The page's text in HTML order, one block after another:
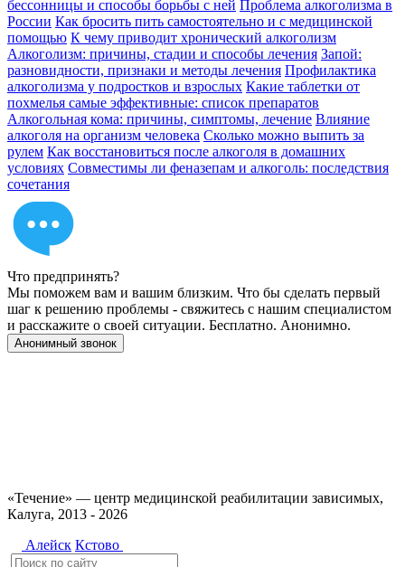
бессонницы и способы борьбы с ней Проблема алкоголизма в
России Как бросить пить самостоятельно и с медицинской
помощью К чему приводит хронический алкоголизм
Алкоголизм: причины, стадии и способы лечения Запой:
разновидности, признаки и методы лечения Профилактика
алкоголизма у подростков и взрослых Какие таблетки от
похмелья самые эффективные: список препаратов
Алкогольная кома: причины, симптомы, лечение Влияние
алкоголя на организм человека Сколько можно выпить за
рулем Как восстановиться после алкоголя в домашних
условиях Совместимы ли феназепам и алкоголь: последствия
сочетания
Что предпринять?
Мы поможем вам и вашим близким. Что бы сделать первый
шаг к решению проблемы - свяжитесь с нашим специалистом
и расскажите о своей ситуации. Бесплатно. Анонимно.
Анонимный звонок
«Течение» — центр медицинской реабилитации зависимых,
Калуга, 2013 - 2026
Алейск Кстово